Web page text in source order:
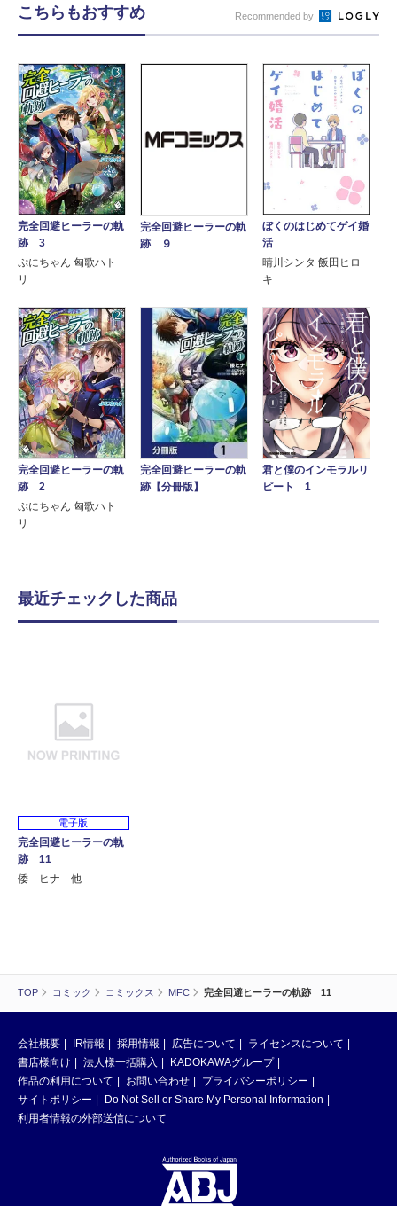
TOP コミック コミックス MFC 完全回避ヒーラーの軌跡 11
こちらもおすすめ Recommended by
完全回避ヒーラーの軌
跡 3
ぷにちゃん 匈歌ハト
リ
完全回避ヒーラーの軌
跡 ９
ぼくのはじめてゲイ婚
活
晴川シンタ 飯田ヒロ
キ
完全回避ヒーラーの軌
跡 2
ぷにちゃん 匈歌ハト
リ
完全回避ヒーラーの軌
跡【分冊版】
君と僕のインモラルリ
ピート 1
最近チェックした商品
電子版
完全回避ヒーラーの軌
跡 11
倭 ヒナ 他
会社概要 IR情報 採用情報 広告について
ライセンスについて
書店様向け
法人様一括購入
KADOKAWAグループ
作品の利用について
お問い合わせ
プライバシーポリシー
サイトポリシー
Do Not Sell or Share My Personal Information
利用者情報の外部送信について